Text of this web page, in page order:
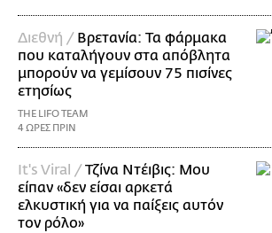
Διεθνή / Βρετανία: Τα φάρμακα
που καταλήγουν στα απόβλητα
μπορούν να γεμίσουν 75 πισίνες
ετησίως
THE LIFO TEAM
4 ΩΡΕΣ ΠΡΙΝ
It's Viral /Τζίνα Ντέιβις: Μου
είπαν «δεν είσαι αρκετά
ελκυστική για να παίξεις αυτόν
τον ρόλο»